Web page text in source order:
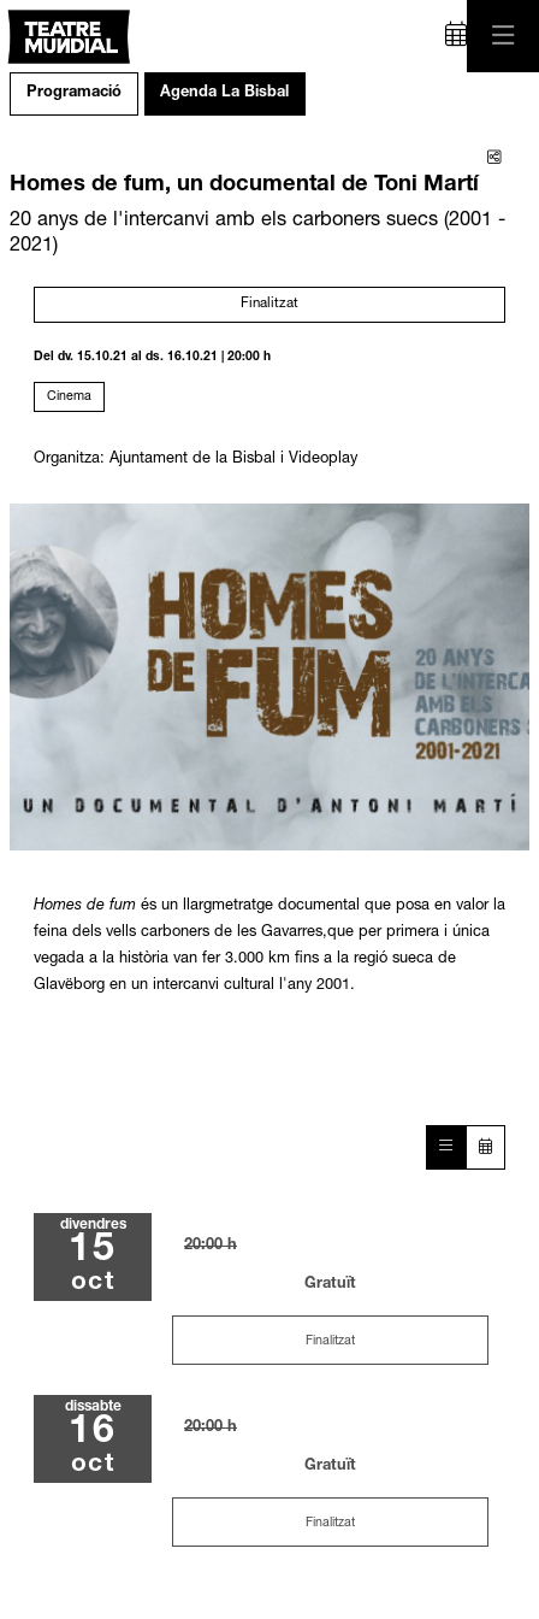
Programació Agenda La Bisbal
Homes de fum, un documental de Toni Martí
20 anys de l'intercanvi amb els carboners suecs (2001 -
2021)
Finalitzat
Del dv. 15.10.21 al ds. 16.10.21 20:00 h
Cinema
Organitza: Ajuntament de la Bisbal i Videoplay
Homes de fum és un llargmetratge documental que posa en valor la
feina dels vells carboners de les Gavarres,que per primera i única
vegada a la història van fer 3.000 km fins a la regió sueca de
Glavëborg en un intercanvi cultural l'any 2001.
divendres
15
oct
20:00 h
Gratuït
Finalitzat
dissabte
16
oct
20:00 h
Gratuït
Finalitzat